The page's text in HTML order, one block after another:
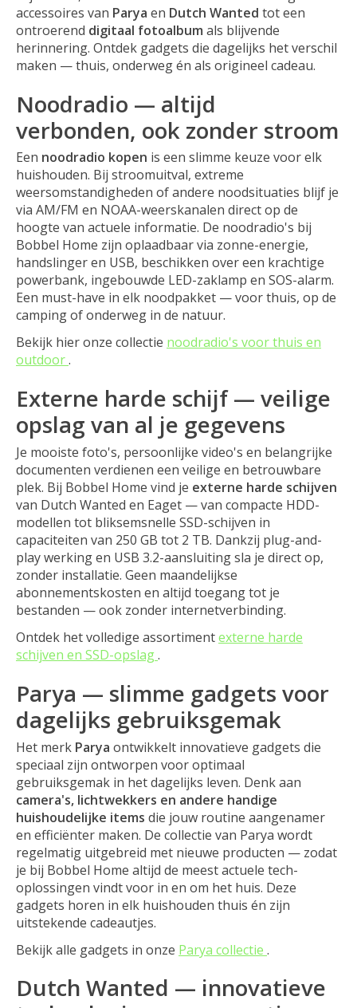
accessoires van Parya en Dutch Wanted tot een
ontroerend digitaal fotoalbum als blijvende
herinnering. Ontdek gadgets die dagelijks het verschil
maken — thuis, onderweg én als origineel cadeau.
Noodradio — altijd
verbonden, ook zonder stroom
Een noodradio kopen is een slimme keuze voor elk
huishouden. Bij stroomuitval, extreme
weersomstandigheden of andere noodsituaties blijf je
via AM/FM en NOAA-weerskanalen direct op de
hoogte van actuele informatie. De noodradio's bij
Bobbel Home zijn oplaadbaar via zonne-energie,
handslinger en USB, beschikken over een krachtige
powerbank, ingebouwde LED-zaklamp en SOS-alarm.
Een must-have in elk noodpakket — voor thuis, op de
camping of onderweg in de natuur.
Bekijk hier onze collectie noodradio's voor thuis en
outdoor.
Externe harde schijf — veilige
opslag van al je gegevens
Je mooiste foto's, persoonlijke video's en belangrijke
documenten verdienen een veilige en betrouwbare
plek. Bij Bobbel Home vind je externe harde schijven
van Dutch Wanted en Eaget — van compacte HDD-
modellen tot bliksemsnelle SSD-schijven in
capaciteiten van 250 GB tot 2 TB. Dankzij plug-and-
play werking en USB 3.2-aansluiting sla je direct op,
zonder installatie. Geen maandelijkse
abonnementskosten en altijd toegang tot je
bestanden — ook zonder internetverbinding.
Ontdek het volledige assortimentexterne harde
schijven en SSD-opslag.
Parya — slimme gadgets voor
dagelijks gebruiksgemak
Het merk Parya ontwikkelt innovatieve gadgets die
speciaal zijn ontworpen voor optimaal
gebruiksgemak in het dagelijks leven. Denk aan
camera's, lichtwekkers en andere handige
huishoudelijke items die jouw routine aangenamer
en efficiënter maken. De collectie van Parya wordt
regelmatig uitgebreid met nieuwe producten — zodat
je bij Bobbel Home altijd de meest actuele tech-
oplossingen vindt voor in en om het huis. Deze
gadgets horen in elk huishouden thuis én zijn
uitstekende cadeautjes.
Bekijk alle gadgets in onze Parya collectie .
Dutch Wanted — innovatieve